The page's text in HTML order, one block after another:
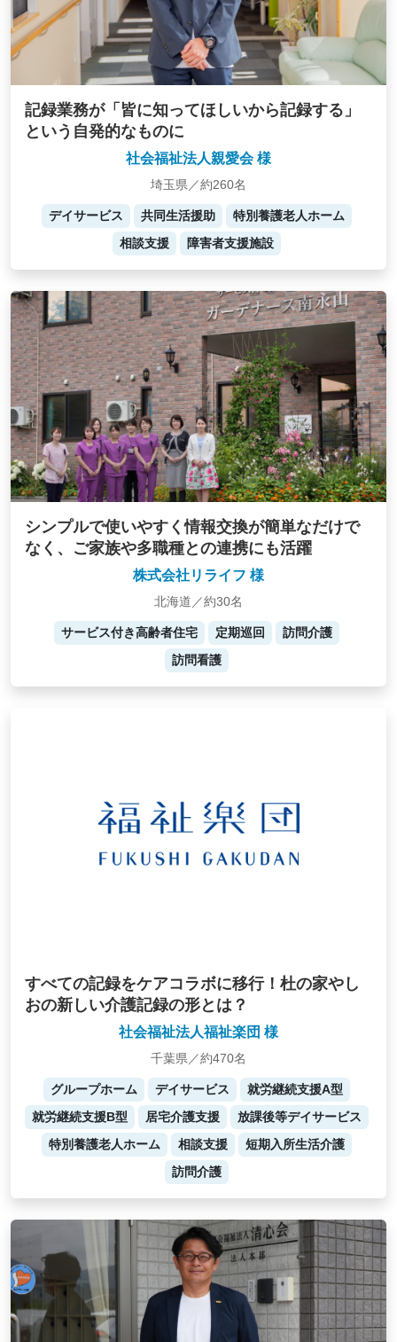
記録業務が「皆に知ってほしいから記録する」
という自発的なものに
社会福祉法人親愛会 様
埼玉県／約260名
デイサービス 共同生活援助
特別養護老人ホーム
相談支援
障害者支援施設
シンプルで使いやすく情報交換が簡単なだけで
なく、ご家族や多職種との連携にも活躍
株式会社リライフ 様
北海道／約30名
サービス付き高齢者住宅 定期巡回
訪問介護
訪問看護
すべての記録をケアコラボに移行！杜の家やし
おの新しい介護記録の形とは？
社会福祉法人福祉楽団 様
千葉県／約470名
グループホーム デイサービス
就労継続支援A型
就労継続支援B型
居宅介護支援
放課後等デイサービス
特別養護老人ホーム
相談支援
短期入所生活介護
訪問介護